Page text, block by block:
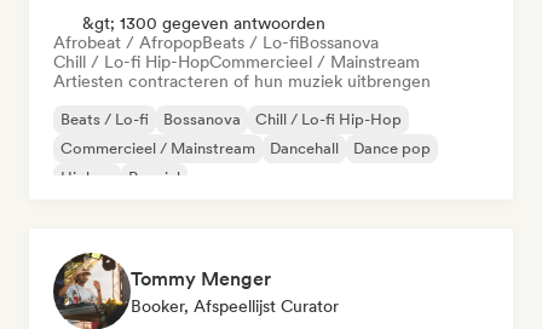
&gt; 1300 gegeven antwoorden
Afrobeat / AfropopBeats / Lo-fiBossanova
Chill / Lo-fi Hip-HopCommercieel / Mainstream
Artiesten contracteren of hun muziek uitbrengen
Beats / Lo-fi Bossanova
Chill / Lo-fi Hip-Hop
Commercieel / Mainstream
Dancehall
Dance pop
Hiphop
Popziel
Tommy Menger
Booker, Afspeellijst Curator